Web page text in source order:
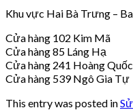
Khu vực Hai Bà Trưng –
Cửa hàng 102 Kim Mã
Cửa hàng 85 Láng Hạ
Cửa hàng 241 Hoàng
Cửa hàng 539 Ngô Gia Tự
This entry was posted in